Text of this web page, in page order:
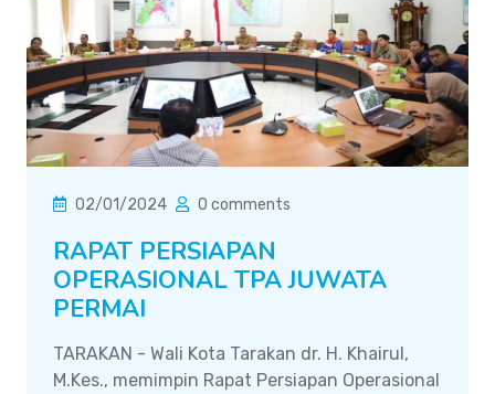
02/01/2024 0 comments
RAPAT PERSIAPAN
OPERASIONAL TPA JUWATA
PERMAI
TARAKAN - Wali Kota Tarakan dr. H. Khairul,
M.Kes., memimpin Rapat Persiapan Operasional